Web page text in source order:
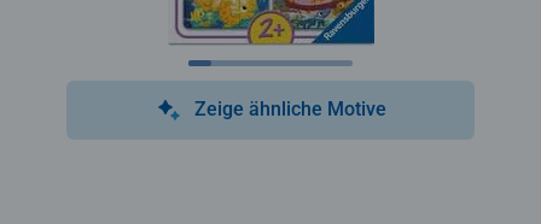
Zeige ähnliche Motive